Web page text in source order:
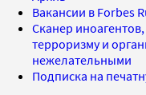
Вакансии в Forbes
Сканер
терроризму и
нежелательными
Подписка на